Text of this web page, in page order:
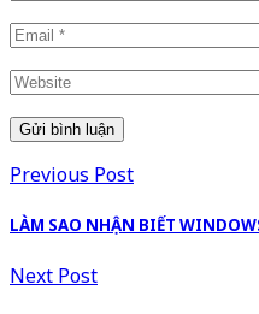
Previous Post
LÀM SAO NHẬN BIẾT
Next Post